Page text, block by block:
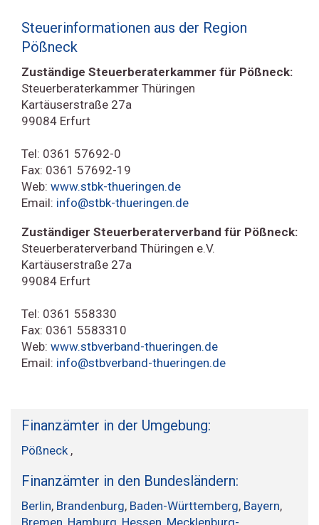
Steuerinformationen aus der Region
Pößneck
Zuständige Steuerberaterkammer für Pößneck:
Steuerberaterkammer Thüringen
Kartäuserstraße 27a
99084 Erfurt
Tel: 0361 57692-0
Fax: 0361 57692-19
Web: www.stbk-thueringen.de
Email: info@stbk-thueringen.de
Zuständiger Steuerberaterverband für Pößneck:
Steuerberaterverband Thüringen e.V.
Kartäuserstraße 27a
99084 Erfurt
Tel: 0361 558330
Fax: 0361 5583310
Web: www.stbverband-thueringen.de
Email: info@stbverband-thueringen.de
Finanzämter in der Umgebung:
Pößneck ,
Finanzämter in den Bundesländern:
Berlin, Brandenburg, Baden-Württemberg, Bayern,